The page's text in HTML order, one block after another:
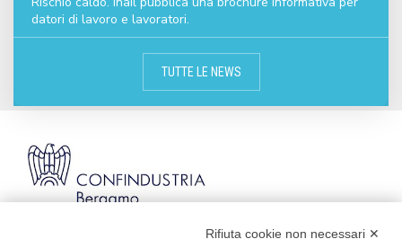
datori di lavoro e lavoratori.
TUTTE LE NEWS
Rifiuta cookie non necessari ✕